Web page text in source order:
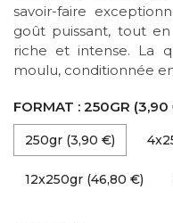
savoir-faire
goût puissant, tout
riche et intense. La
moulu, conditionnée
FORMAT : 250GR (3,90
250gr (3,90 €)
12x250gr (46,80 €)